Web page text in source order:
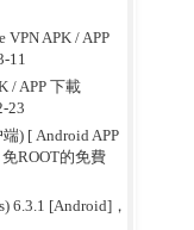
VPN APK / APP
11
/ APP 下載
23
) [ Android APP
ROOT的免費
6.3.1 [Android]，